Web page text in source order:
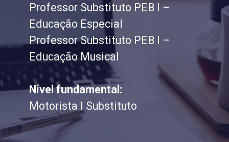
Professor Substituto PEB I –
Educação Especial
Professor Substituto PEB I –
Educação Musical
Nível fundamental:
Motorista I Substituto